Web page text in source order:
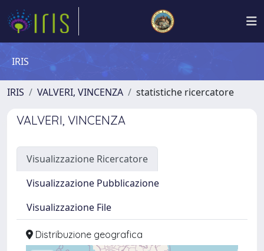
IRIS
IRIS VALVERI, VINCENZA statistiche ricercatore
VALVERI, VINCENZA
Visualizzazione Ricercatore
Visualizzazione Pubblicazione
Visualizzazione File
Distribuzione geografica